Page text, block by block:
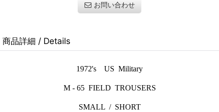
お問い合わせ
商品詳細 / Details
1972's US Military
M - 65 FIELD TROUSERS
SMALL / SHORT